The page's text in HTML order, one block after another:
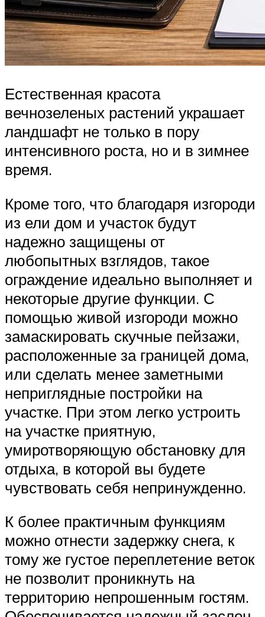
Естественная красота
вечнозеленых растений украшает
ландшафт не только в пору
интенсивного роста, но и в зимнее
время.
Кроме того, что благодаря изгороди
из ели дом и участок будут
надежно защищены от
любопытных взглядов, такое
ограждение идеально выполняет и
некоторые другие функции. С
помощью живой изгороди можно
замаскировать скучные пейзажи,
расположенные за границей дома,
или сделать менее заметными
неприглядные постройки на
участке. При этом легко устроить
на участке приятную,
умиротворяющую обстановку для
отдыха, в которой вы будете
чувствовать себя непринужденно.
К более практичным функциям
можно отнести задержку снега, к
тому же густое переплетение веток
не позволит проникнуть на
территорию непрошенным гостям.